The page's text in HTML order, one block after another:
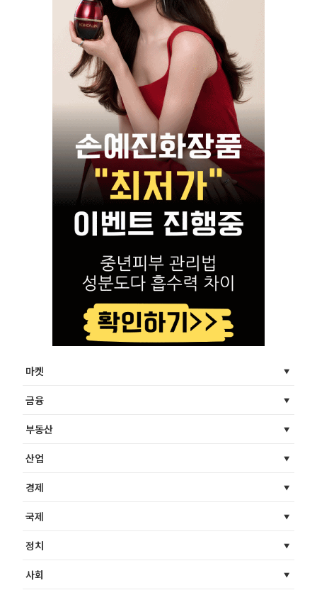
마켓
금융
부동산
산업
경제
국제
정치
사회